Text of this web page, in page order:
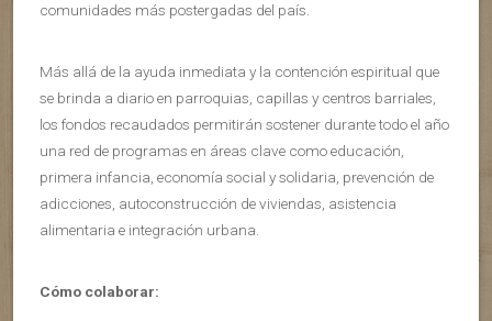
comunidades más postergadas del país.
Más allá de la ayuda inmediata y la contención espiritual que
se brinda a diario en parroquias, capillas y centros barriales,
los fondos recaudados permitirán sostener durante todo el año
una red de programas en áreas clave como educación,
primera infancia, economía social y solidaria, prevención de
adicciones, autoconstrucción de viviendas, asistencia
alimentaria e integración urbana.
Cómo colaborar: